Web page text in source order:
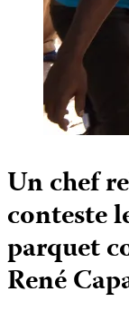
Un chef
conteste
parquet
René